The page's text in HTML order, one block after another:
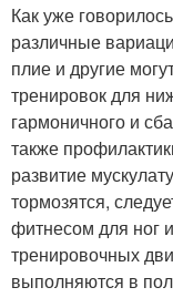
Как уже
различные
плие и другие
тренировок для
гармоничного и
также
развитие
тормозятся,
фитнесом для ног
тренировочных
выполняются в